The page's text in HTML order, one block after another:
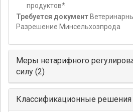
продуктов*
Требуется документ
Разрешение Минсельхозпрода
Меры нетарифного
силу (2)
Классификационные решения